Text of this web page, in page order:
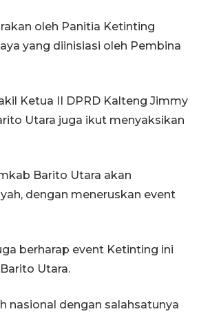
oleh Panitia Ketinting
yang diinisiasi oleh Pembina
Ketua II DPRD Kalteng Jimmy
Utara juga ikut menyaksikan
Barito Utara akan
dengan meneruskan event
berharap event Ketinting ini
Utara.
nasional dengan salahsatunya